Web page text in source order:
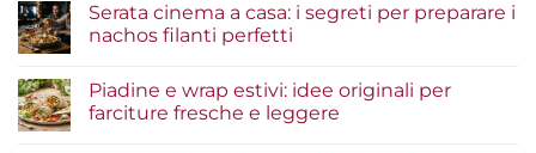
guida
agli
ingredienti
risultato
gourmet
su
Insalate
e
condimenti
a
Serata cinema a casa: i segreti per preparare i
nachos filanti perfetti
su
Serata
cinema
Piadine e wrap estivi: idee originali per
farciture fresche e leggere